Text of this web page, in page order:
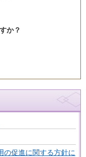
か？
の促進に関する方針に